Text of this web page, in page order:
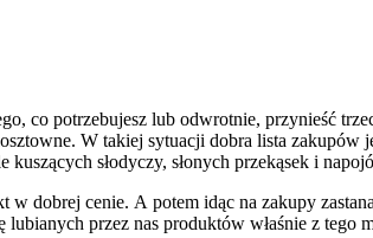
co potrzebujesz lub odwrotnie, przynieść
W takiej sytuacji dobra lista
słodyczy, słonych przekąsek i
dobrej cenie. A potem idąc na zakupy
przez nas produktów właśnie z tego